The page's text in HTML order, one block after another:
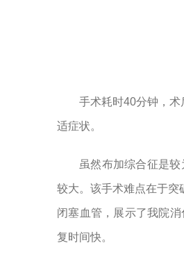
手术耗时40分钟，
适症状。
虽然布加综合征是
较大。该手术难点在于突
闭塞血管，展示了我院
复时间快。